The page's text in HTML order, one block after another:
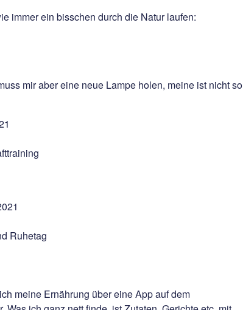
immer ein bisschen durch die Natur laufen:
mir aber eine neue Lampe holen, meine ist nicht so
Ruhetag
meine Ernährung über eine App auf dem